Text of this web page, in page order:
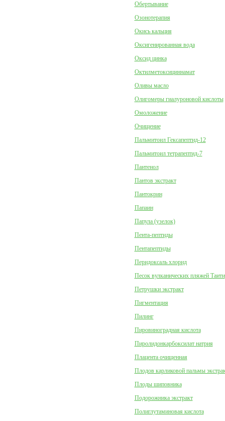
Обертывание
Озонотерапия
Окись кальция
Оксигенированная вода
Оксид цинка
Октилметоксициннамат
Оливы масло
Олигомеры гиалуроновой кислоты
Омоложение
Очищение
Пальмитоил Гексапептид-12
Пальмитоил тетрапептид-7
Пантенол
Пантов экстракт
Пантокрин
Папаин
Папула (узелок)
Пента-пептиды
Пентапептиды
Перидоксаль хлорид
Песок вулканических пляжей Таити
Петрушки экстракт
Пигментация
Пилинг
Пировиноградная кислота
Пиролидонкарбоксилат натрия
Плацента очищенная
Плодов карликовой пальмы
Плоды шиповника
Подорожника экстракт
Полиглутаминовая кислота